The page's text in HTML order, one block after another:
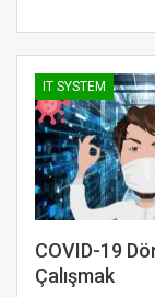
IT SYSTEM
COVID-19
Çalışmak